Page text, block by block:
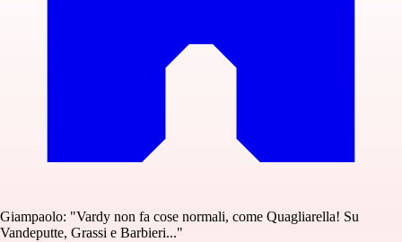
Giampaolo: "Vardy non fa cose normali, come Quagliarella! Su
Vandeputte, Grassi e Barbieri..."